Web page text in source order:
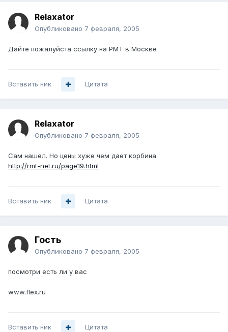
Relaxator
Опубликовано 7 февраля, 2005
Дайте пожалуйста ссылку на РМТ в Москве
Вставить ник Цитата
Relaxator
Опубликовано 7 февраля, 2005
Сам нашел. Но цены хуже чем дает корбина.
http://rmt-net.ru/page19.html
Вставить ник Цитата
Гость
Опубликовано 7 февраля, 2005
посмотри есть ли у вас
www.flex.ru
Вставить ник Цитата